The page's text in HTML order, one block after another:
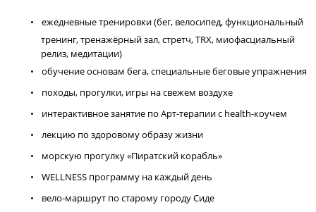
ежедневные тренировки (бег, велосипед, функциональный
тренинг, тренажёрный зал, стретч, TRX, миофасциальный
релиз, медитации)
обучение основам бега, специальные беговые упражнения
походы, прогулки, игры на свежем воздухе
интерактивное занятие по Арт-терапии с health-коучем
лекцию по здоровому образу жизни
морскую прогулку «Пиратский корабль»
WELLNESS программу на каждый день
вело-маршрут по старому городу Сиде